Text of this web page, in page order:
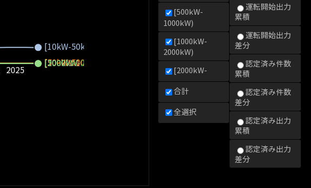
2025
[10kW-50kW)
[50kW-500kW)
[500kW-1000kW)
[1000kW-2000kW)
[2000kW-
[500kW-
1000kW)
[1000kW-
2000kW)
[2000kW-
合計
全選択
運転開始出力
累積
運転開始出力
差分
認定済み件数
累積
認定済み件数
差分
認定済み出力
累積
認定済み出力
差分